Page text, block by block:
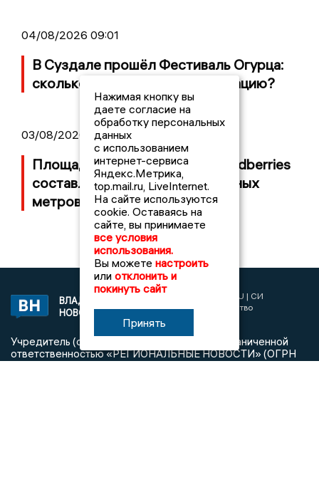
04/08/2026 09:01
В Суздале прошёл Фестиваль Огурца:
сколько потратили на организацию?
03/08/2026 14:13
Площадь пожара на складе Wildberries
составляет 100 тысяч квадратных
метров
ВЛАДИМИРСКИЕ
НОВОСТИ
2017 © NEWSVLADIMIR.RU | СИ
«Информационное агентство
Владимирские новости»
Учредитель (соучредители): Общество с ограниченной
ответственностью «РЕГИОНАЛЬНЫЕ НОВОСТИ» (ОГРН
1107154017354)
Нажимая кнопку вы
даете согласие на
обработку персональных
данных
с использованием
интернет-сервиса
Яндекс.Метрика,
top.mail.ru, LiveInternet.
На сайте используются
cookie. Оставаясь на
сайте, вы принимаете
все условия
использования.
Вы можете настроить
или отклонить и
покинуть сайт
Принять